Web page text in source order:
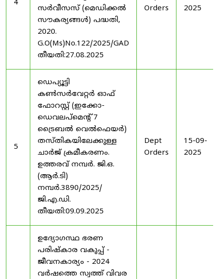
4
സർവീസസ് (മെഡിക്കൽ
സൗകര്യങ്ങൾ) പദ്ധതി,
2020.
G.O(Ms)No.122/2025/GAD
തീയതി:27.08.2025
Orders
2025
5
ഡെപ്യൂട്ടി
കൺസർവേറ്റർ ഓഫ്
ഫോറസ്റ്റ് (ഇക്കോ-
ഡെവലപ്മെന്റ് 7
ട്രൈബൽ വെൽഫെയർ)
തസ്തികയിലേക്കുള്ള
ചാർജ് ക്രമീകരണം.
ഉത്തരവ് നമ്പർ. ജി.ഒ.
(ആർ.ടി)
നമ്പർ.3890/2025/
ജി.എ.ഡി.
തീയതി:09.09.2025
Dept
Orders
15-09-
2025
ഉദ്യോഗസ്ഥ ഭരണ
പരിഷ്കാര വകുപ്പ് -
ജീവനകാര്യം - 2024
വർഷത്തെ സ്വത്ത് വിവര